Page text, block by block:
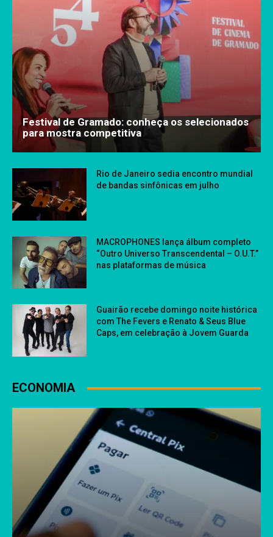
Festival de Gramado: conheça os selecionados
para mostra competitiva
Rio de Janeiro sedia encontro mundial
de bandas sinfônicas em julho
MACROPHONES lança álbum completo
“Outro Universo Transcendental – O.U.T.”
nas plataformas de música
Guairão recebe domingo noite histórica
com The Fevers e Renato & Seus Blue
Caps, em celebração à Jovem Guarda
ECONOMIA